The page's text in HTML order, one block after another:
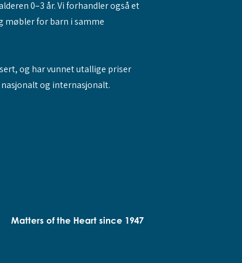
0–3 år. Vi forhandler også et
møbler for barn i samme
og har vunnet utallige priser
og internasjonalt.
Matters of the Heart since 1947